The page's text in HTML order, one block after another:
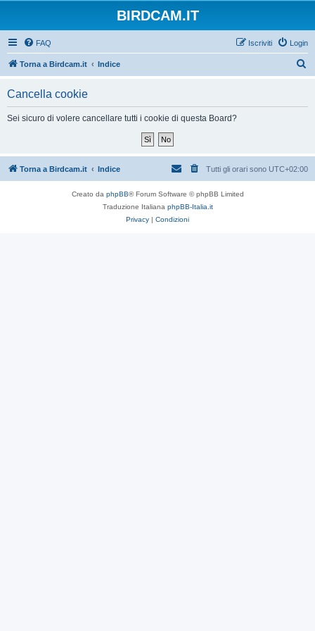
BIRDCAM.IT
FAQ Login
Iscriviti
Torna a Birdcam.it Indice
Cancella cookie
Sei sicuro di volere cancellare tutti i cookie di questa Board?
Torna a Birdcam.it Indice Tutti gli orari sono UTC+02:00
Creato da phpBB® Forum Software © phpBB Limited
Traduzione Italiana phpBB-Italia.it
Privacy | Condizioni